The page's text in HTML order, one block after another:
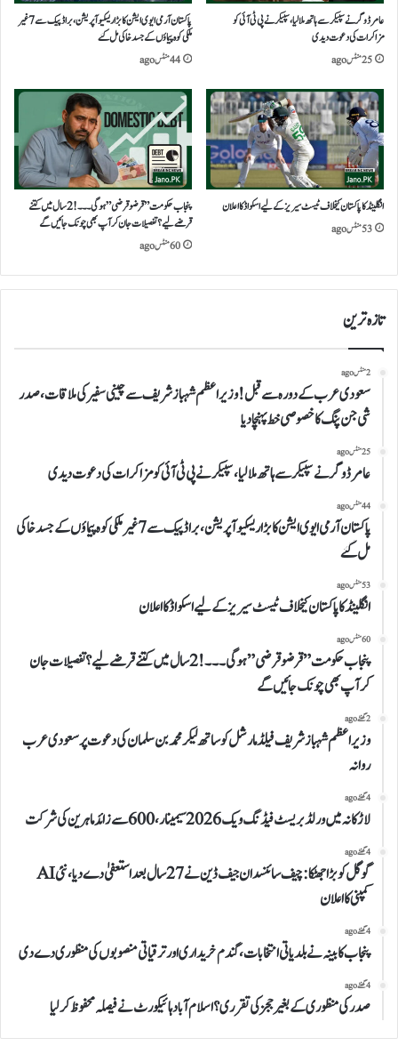
عامر ڈوگر نے سپیکر سے ہاتھ ملا لیا،سپیکر نے پی ٹی آئی کو
مزاکرات کی دعوت دیدی
25 منٹس ago
پاکستان آرمی ایوی ایشن کا بڑا ریسکیو آپریشن،براڈ پیک سے7غیر
ملکی کوہ پیماؤں کے جسد خاکی مل گئے
44 منٹس ago
انگلینڈ کا پاکستان کیخلاف ٹیسٹ سیریز کے لیے اسکواڈ کا اعلان
53 منٹس ago
پنجاب حکومت”قرضوقرضی”ہوگی۔۔۔!2سال میں کتنے
قرضے لیے؟تفصیلات جان کرآپ بھی چونک جائیں گے
60 منٹس ago
تازہ ترین
2 منٹس ago
سعودی عرب کے دورہ سے قبل!وزیراعظم شہبازشریف سے چینی سفیر کی ملاقات،صدر
شی جن پنگ کا خصوصی خط پہنچا دیا
25 منٹس ago
عامر ڈوگر نے سپیکر سے ہاتھ ملا لیا،سپیکر نے پی ٹی آئی کو مزاکرات کی دعوت دیدی
44 منٹس ago
پاکستان آرمی ایوی ایشن کا بڑا ریسکیو آپریشن،براڈ پیک سے7غیر ملکی کوہ پیماؤں کے جسد خاکی
مل گئے
53 منٹس ago
انگلینڈ کا پاکستان کیخلاف ٹیسٹ سیریز کے لیے اسکواڈ کا اعلان
60 منٹس ago
پنجاب حکومت”قرضوقرضی”ہوگی۔۔۔!2سال میں کتنے قرضے لیے؟تفصیلات جان
کرآپ بھی چونک جائیں گے
2 گھنٹے ago
وزیراعظم شہباز شریف فیلڈمارشل کوساتھ لیکرمحمد بن سلمان کی دعوت پرسعودی عرب
روانہ
4 گھنٹے ago
لاڑکانہ میں ورلڈ بریسٹ فیڈنگ ویک 2026 سیمینار، 600 سے زائد ماہرین کی شرکت
4 گھنٹے ago
گوگل کو بڑا جھٹکا: چیف سائنسدان جیف ڈین نے 27 سال بعد استعفیٰ دے دیا، نئی AI
کمپنی کا اعلان
4 گھنٹے ago
پنجاب کابینہ نے بلدیاتی انتخابات، گندم خریداری اور ترقیاتی منصوبوں کی منظوری دے دی
4 گھنٹے ago
صدر کی منظوری کے بغیر ججز کی تقرری؟ اسلام آباد ہائیکورٹ نے فیصلہ محفوظ کر لیا